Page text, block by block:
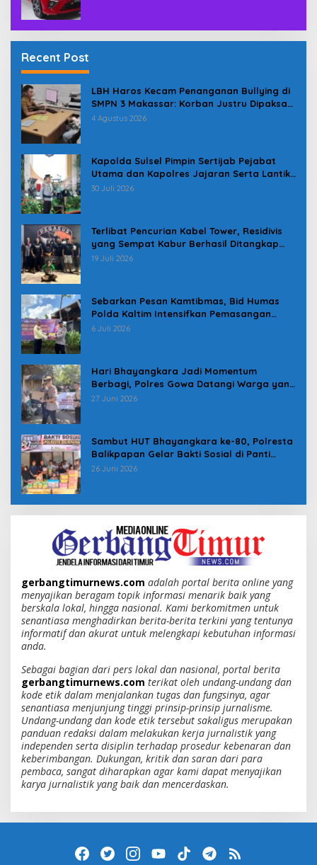
Recent Post
LBH Haros Kecam Penanganan Bullying di
SMPN 3 Makassar: Korban Justru Dipaksa
Pindah
4 Agustus 2026
Kapolda Sulsel Pimpin Sertijab Pejabat
Utama dan Kapolres Jajaran Serta Lantik
Karolog dan Kapolresta Gowa
30 Juli 2026
Terlibat Pencurian Kabel Tower, Residivis
yang Sempat Kabur Berhasil Ditangkap
Tim Gabungan di Jeneponto
19 Juli 2026
Sebarkan Pesan Kamtibmas, Bid Humas
Polda Kaltim Intensifkan Pemasangan
Spanduk serta Pembagian Stiker
6 Juli 2026
Hari Bhayangkara Jadi Momentum
Berbagi, Polres Gowa Datangi Warga yang
Membutuhkan
27 Juni 2026
Sambut HUT Bhayangkara ke-80, Polresta
Balikpapan Gelar Bakti Sosial di Panti
Asuhan Jabal Rahmah
26 Juni 2026
gerbangtimurnews.com adalah portal berita online yang
menyajikan beragam topik informasi menarik baik yang
berskala lokal, hingga nasional. Kami berkomitmen untuk
senantiasa menghadirkan berita-berita terkini yang tentunya
informatif dan akurat untuk melengkapi kebutuhan informasi
anda.
Sebagai bagian dari pers lokal dan nasional, portal berita
gerbangtimurnews.com terikat oleh undang-undang dan
kode etik dalam menjalankan tugas dan fungsinya, agar
senantiasa menjunjung tinggi prinsip-prinsip jurnalisme.
Undang-undang dan kode etik tersebut sakaligus merupakan
panduan redaksi dalam melakukan kerja jurnalistik yang
independen serta disiplin terhadap prosedur kebenaran dan
keberimbangan. Dukungan, kritik dan saran dari para
pembaca, sangat diharapkan agar kami dapat menyajikan
karya jurnalistik yang baik dan mencerdaskan.